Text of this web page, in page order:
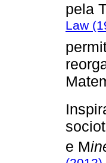
pela
Law
e M